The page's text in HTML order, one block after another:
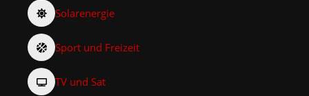
Solarenergie
Sport und Freizeit
TV und Sat